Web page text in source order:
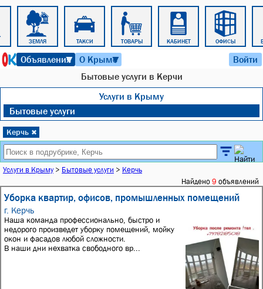
ЗЕМЛЯ ТАКСИ ТОВАРЫ КАБИНЕТ ОФИСЫ
Объявления
▼ О Крыме
▼ Войти
Бытовые услуги в Керчи
Услуги в Крыму
Бытовые услуги
Керчь ✖
Услуги в Крыму> Бытовые услуги > Керчь
Найдено 9 объявлений
Уборка квартир, офисов, промышленных помещений
г. Керчь
Наша команда профессионально, быстро и
недорого произведет уборку помещений, мойку
окон и фасадов любой сложности.
В наши дни нехватка свободного вр...